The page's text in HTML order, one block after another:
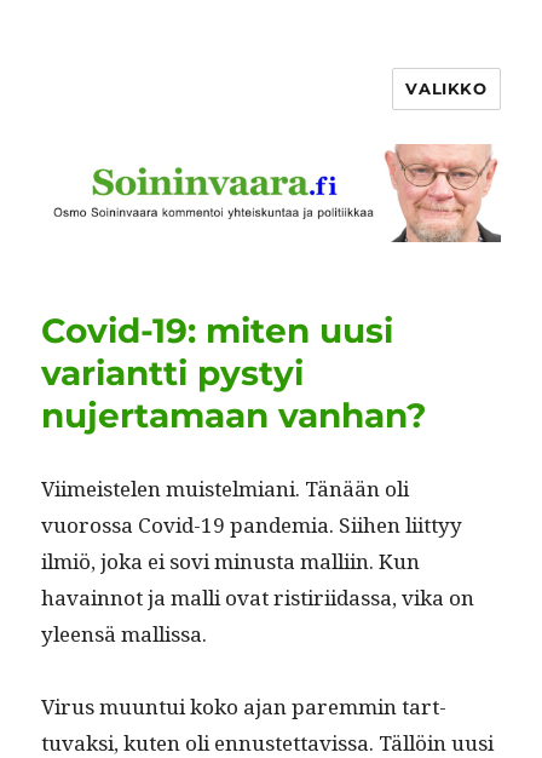
VALIKKO
Covid-19: miten uusi
variantti pystyi
nujertamaan vanhan?
Viimeis­te­len muis­telmi­ani. Tänään oli
vuorossa Covid-19 pan­demia. Siihen liit­tyy
ilmiö, joka ei sovi minus­ta malli­in. Kun
havain­not ja malli ovat ris­tiri­idas­sa, vika on
yleen­sä mallissa.
Virus muun­tui koko ajan parem­min tart­
tuvak­si, kuten oli ennustet­tavis­sa. Täl­löin uusi